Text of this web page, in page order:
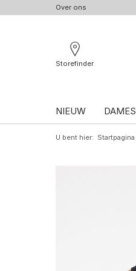
Over ons
Storefinder
NIEUW DAMES
U bent hier Startpagina